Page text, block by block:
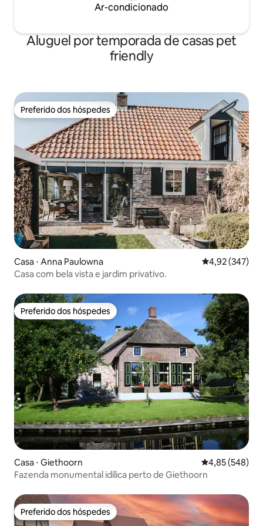
Ar-condicionado
Aluguel por temporada de casas pet
friendly
Preferido dos hóspedes
Preferido dos hóspedes
Casa ⋅ Anna Paulowna 4,92 de uma
4,92 (347)
Casa com bela vista e jardim privativo.
Preferido dos hóspedes
Preferido dos hóspedes
Casa ⋅ Giethoorn 4,85 de uma
4,85 (548)
Fazenda monumental idílica perto de Giethoorn
Preferido dos hóspedes
Preferido dos hóspedes